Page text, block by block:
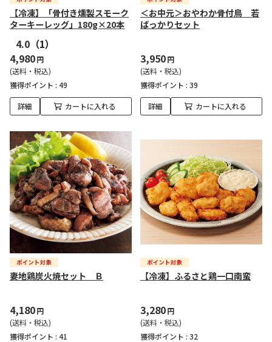
【冷凍】「骨付き燻製スモーク
ターキーレッグ」180g×20本
4.0 （1）
4,980円
(送料・税込)
獲得ポイント : 49
詳細 カートに入れる
＜お中元＞おやわか骨付鳥 若
ばっかりセット
3,950円
(送料・税込)
獲得ポイント : 39
詳細 カートに入れる
妻地鶏炭火焼セット Ｂ
4,180円
(送料・税込)
獲得ポイント : 41
【冷凍】ふるさと鶏一口南蛮
3,280円
(送料・税込)
獲得ポイント : 32